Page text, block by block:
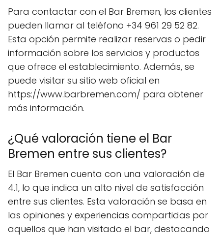
Para contactar con el Bar Bremen, los clientes
pueden llamar al teléfono +34 961 29 52 82.
Esta opción permite realizar reservas o pedir
información sobre los servicios y productos
que ofrece el establecimiento. Además, se
puede visitar su sitio web oficial en
https://www.barbremen.com/ para obtener
más información.
¿Qué valoración tiene el Bar
Bremen entre sus clientes?
El Bar Bremen cuenta con una valoración de
4.1, lo que indica un alto nivel de satisfacción
entre sus clientes. Esta valoración se basa en
las opiniones y experiencias compartidas por
aquellos que han visitado el bar, destacando